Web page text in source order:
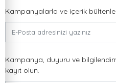
Kampanyalarla ve içerik
Kampanya, duyuru ve
kayıt olun.